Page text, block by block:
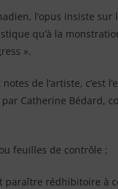
l’opus insiste
qu’à la
».
de l’artiste, c’est
Catherine Bédard,
feuilles de contrôle ;
rédhibitoire à